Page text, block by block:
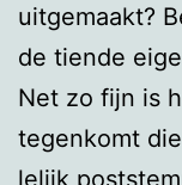
uitgemaakt?
de tiende
Net zo fijn is
tegenkomt
lelijk